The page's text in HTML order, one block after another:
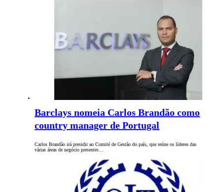
Barclays nomeia Carlos Brandão como
country manager de Portugal
Carlos Brandão irá presidir ao Comité de Gestão do país, que reúne os líderes das
várias áreas de negócio presentes…